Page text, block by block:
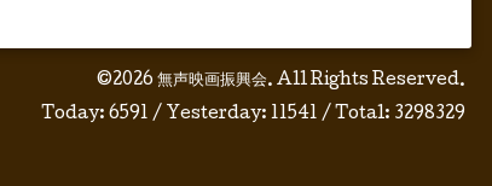
©2026 無声映画振興会. All Rights Reserved.
Today: 6591 / Yesterday: 11541 / Total: 3298329